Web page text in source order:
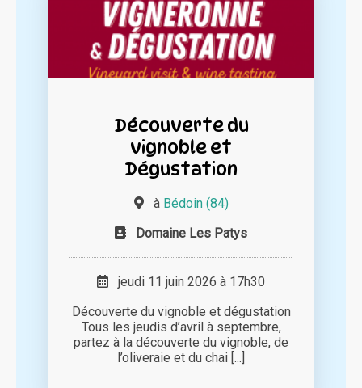
Découverte du
vignoble et
Dégustation
à Bédoin (84)
Domaine Les Patys
jeudi 11 juin 2026 à 17h30
Découverte du vignoble et dégustation
Tous les jeudis d’avril à septembre,
partez à la découverte du vignoble, de
l’oliveraie et du chai [...]